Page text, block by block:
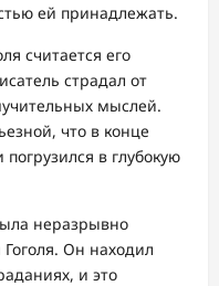
ей принадлежать.
считается его
страдал от
мыслей.
что в конце
в глубокую
неразрывно
Он находил
и это